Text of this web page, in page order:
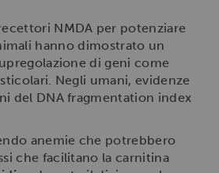
NMDA per potenziare
hanno dimostrato un
di geni come
Negli umani, evidenze
del DNA fragmentation index
anemie che potrebbero
che facilitano la carnitina